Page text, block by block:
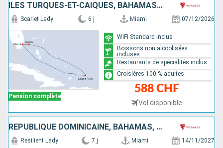
ÎLES TURQUES-ET-CAÏQUES, BAHAMAS, ÉTATS-UNIS
Pension complète
Scarlet Lady 6 j Miami 07/12/2026
588 CHF
Vol disponible
WiFi Standard inclus
Boissons non alcoolisées
incluses
Restaurants de spécialités inclus
Croisières 100 % adultes
RÉPUBLIQUE DOMINICAINE, BAHAMAS, ÉTATS-UNIS
Resilient Lady 7 j Miami 14/11/2027